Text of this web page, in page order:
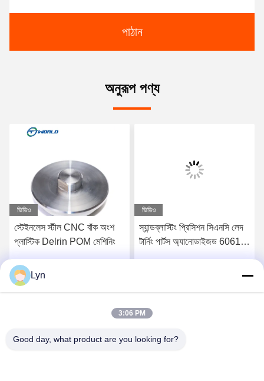
পাঠান
অনুরূপ পণ্য
ভিডিও
স্টেইনলেস স্টীল CNC বাঁক অংশ
প্লাস্টিক Delrin POM মেশিনিং
ভিডিও
স্যান্ডব্লাস্টিং প্রিসিশন সিএনসি লেদ
টার্নিং পার্টস অ্যানোডাইজড 6061
Lyn
3:06 PM
Good day, what product are you looking for?